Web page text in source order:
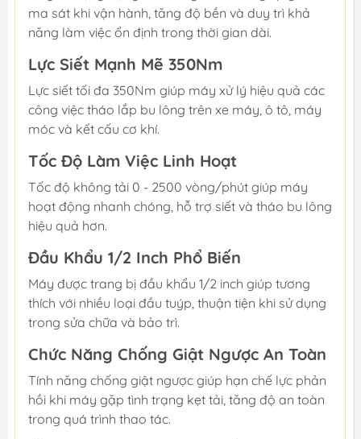
ma sát khi vận hành, tăng độ bền và duy trì khả
năng làm việc ổn định trong thời gian dài.
Lực Siết Mạnh Mẽ 350Nm
Lực siết tối đa 350Nm giúp máy xử lý hiệu quả các
công việc tháo lắp bu lông trên xe máy, ô tô, máy
móc và kết cấu cơ khí.
Tốc Độ Làm Việc Linh Hoạt
Tốc độ không tải 0 - 2500 vòng/phút giúp máy
hoạt động nhanh chóng, hỗ trợ siết và tháo bu lông
hiệu quả hơn.
Đầu Khẩu 1/2 Inch Phổ Biến
Máy được trang bị đầu khẩu 1/2 inch giúp tương
thích với nhiều loại đầu tuýp, thuận tiện khi sử dụng
trong sửa chữa và bảo trì.
Chức Năng Chống Giật Ngược An Toàn
Tính năng chống giật ngược giúp hạn chế lực phản
hồi khi máy gặp tình trạng kẹt tải, tăng độ an toàn
trong quá trình thao tác.